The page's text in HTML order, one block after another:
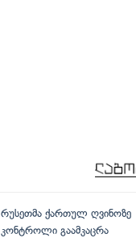
რუსეთმა ქართულ ღვინოზე
კონტროლი გაამკაცრა